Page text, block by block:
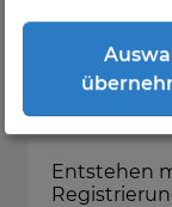
FAQ
Was ist
Entstehen